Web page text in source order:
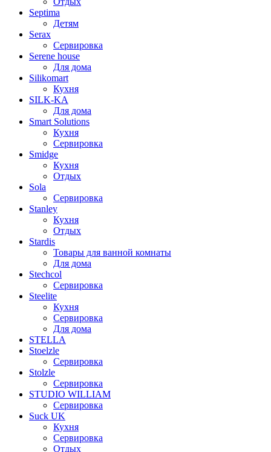
Septima
Детям
Serax
Сервировка
Serene house
Для дома
Silikomart
Кухня
SILK-KA
Для дома
Smart Solutions
Кухня
Сервировка
Smidge
Кухня
Отдых
Sola
Сервировка
Stanley
Кухня
Отдых
Stardis
Товары для ванной комнаты
Для дома
Stechcol
Сервировка
Steelite
Кухня
Сервировка
Для дома
STELLA
Stoelzle
Сервировка
Stolzle
Сервировка
STUDIO WILLIAM
Сервировка
Suck UK
Кухня
Сервировка
Отдых